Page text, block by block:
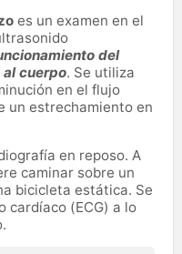
es un examen en el
del
cuerpo. Se utiliza
en el flujo
un estrechamiento en
en reposo. A
caminar sobre un
bicicleta estática. Se
cardíaco (ECG) a lo